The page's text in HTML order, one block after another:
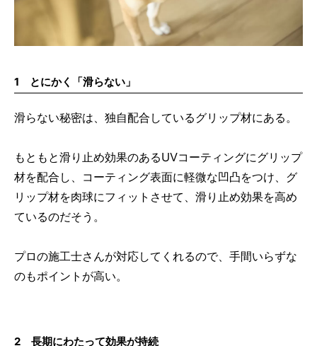
1 とにかく「滑らない」
滑らない秘密は、独自配合しているグリップ材にある。
もともと滑り止め効果のあるUVコーティングにグリップ
材を配合し、コーティング表面に軽微な凹凸をつけ、グ
リップ材を肉球にフィットさせて、滑り止め効果を高め
ているのだそう。
プロの施工士さんが対応してくれるので、手間いらずな
のもポイントが高い。
2 長期にわたって効果が持続